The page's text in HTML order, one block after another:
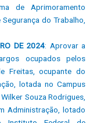
de Aprimoramento
do Trabalho,
DE 2024: Aprovar a
ocupados pelos
Freitas, ocupante do
lotada no Campus
Souza Rodrigues,
Administração, lotado